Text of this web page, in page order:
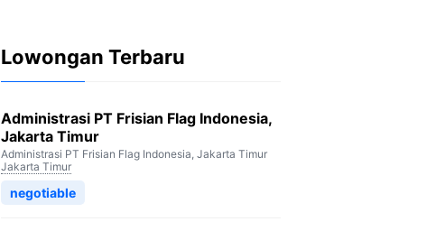
Lowongan Terbaru
Administrasi PT Frisian Flag Indonesia,
Jakarta Timur
Administrasi PT Frisian Flag Indonesia, Jakarta Timur
Jakarta Timur
negotiable